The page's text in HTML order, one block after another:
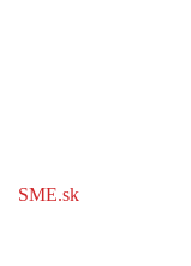
SME.sk